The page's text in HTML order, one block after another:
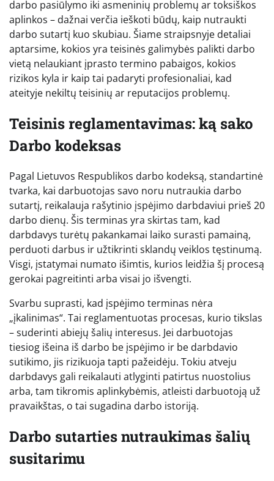
darbo pasiūlymo iki asmeninių problemų ar toksiškos
aplinkos – dažnai verčia ieškoti būdų, kaip nutraukti
darbo sutartį kuo skubiau. Šiame straipsnyje detaliai
aptarsime, kokios yra teisinės galimybės palikti darbo
vietą nelaukiant įprasto termino pabaigos, kokios
rizikos kyla ir kaip tai padaryti profesionaliai, kad
ateityje nekiltų teisinių ar reputacijos problemų.
Teisinis reglamentavimas: ką sako
Darbo kodeksas
Pagal Lietuvos Respublikos darbo kodeksą, standartinė
tvarka, kai darbuotojas savo noru nutraukia darbo
sutartį, reikalauja rašytinio įspėjimo darbdaviui prieš 20
darbo dienų. Šis terminas yra skirtas tam, kad
darbdavys turėtų pakankamai laiko surasti pamainą,
perduoti darbus ir užtikrinti sklandų veiklos tęstinumą.
Visgi, įstatymai numato išimtis, kurios leidžia šį procesą
gerokai pagreitinti arba visai jo išvengti.
Svarbu suprasti, kad įspėjimo terminas nėra
„įkalinimas“. Tai reglamentuotas procesas, kurio tikslas
– suderinti abiejų šalių interesus. Jei darbuotojas
tiesiog išeina iš darbo be įspėjimo ir be darbdavio
sutikimo, jis rizikuoja tapti pažeidėju. Tokiu atveju
darbdavys gali reikalauti atlyginti patirtus nuostolius
arba, tam tikromis aplinkybėmis, atleisti darbuotoją už
pravaikštas, o tai sugadina darbo istoriją.
Darbo sutarties nutraukimas šalių
susitarimu